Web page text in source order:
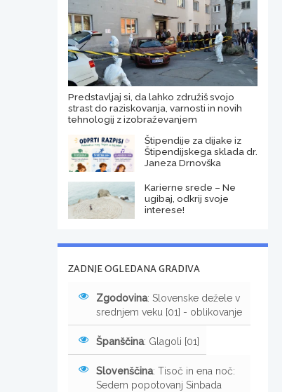
Predstavljaj si, da lahko združiš svojo
strast do raziskovanja, varnosti in novih
tehnologij z izobraževanjem
Štipendije za dijake iz
Štipendijskega sklada dr.
Janeza Drnovška
Karierne srede – Ne
ugibaj, odkrij svoje
interese!
ZADNJE OGLEDANA GRADIVA
Zgodovina: Slovenske dežele v
srednjem veku [01] - oblikovanje
Španščina: Glagoli [01]
Slovenščina: Tisoč in ena noč:
Sedem popotovanj Sinbada